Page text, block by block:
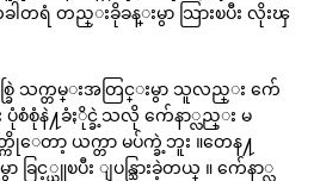
တရံ တည္းခိုခန္းမွာ သြားၿပီး လိုးၾ
ြဲ သက္တမ္းအတြင္းမွာ သူလည္း က်ေ
ပုံစံစုံနဲ႔ခံႏိုင္ခဲ့သလို က်ေနာ္လည္း မ
ေတာ့ ယက္တာ မပ်က္ခဲ့ဘူး ။တေန႔
င့္ယူၿပီး ျပန္သြားခဲ့တယ္ ။ က်ေနာ္လ